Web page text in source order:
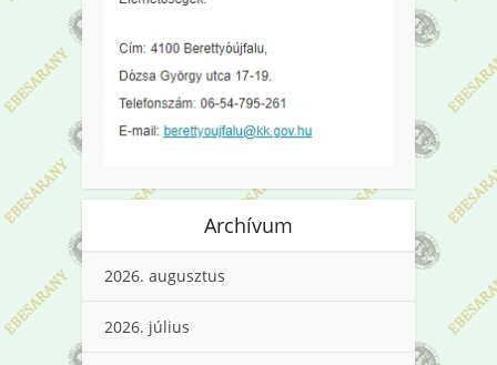
Archívum
2026. augusztus
2026. július